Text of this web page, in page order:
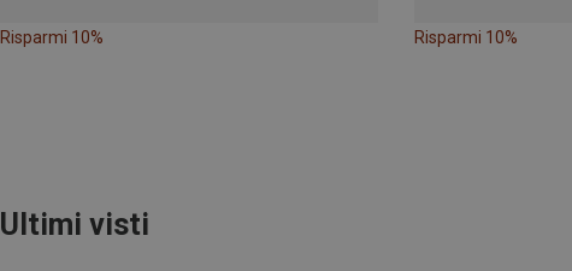
Risparmi 10% Risparmi 10%
Ultimi visti